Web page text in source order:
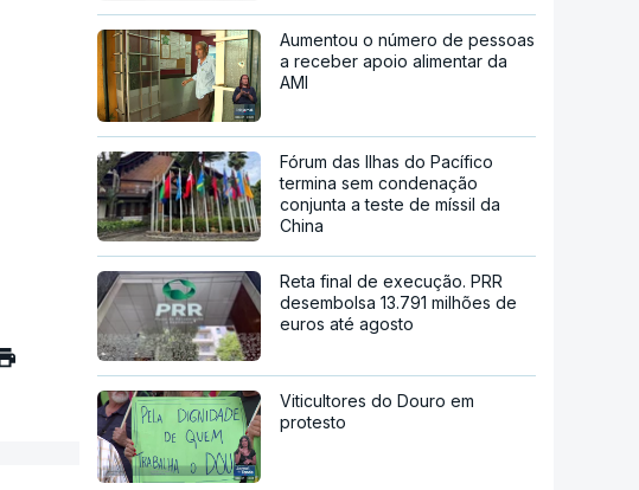
Aumentou o número de pessoas
a receber apoio alimentar da
AMI
Fórum das Ilhas do Pacífico
termina sem condenação
conjunta a teste de míssil da
China
Reta final de execução. PRR
desembolsa 13.791 milhões de
euros até agosto
Viticultores do Douro em
protesto